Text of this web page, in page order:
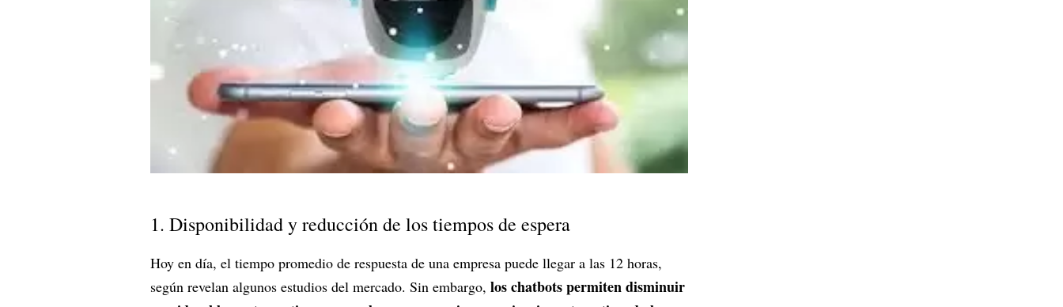
1. Disponibilidad y reducción de los tiempos de espera
Hoy en día, el tiempo promedio de respuesta de una empresa puede llegar a las 12 horas,
según revelan algunos estudios del mercado. Sin embargo, los chatbots permiten disminuir